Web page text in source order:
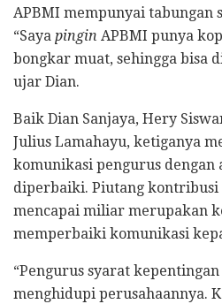
APBMI mempunyai tabungan
“Saya pingin APBMI punya
bongkar muat, sehingga bisa
ujar Dian.
Baik Dian Sanjaya, Hery
Julius Lamahayu, ketiganya
komunikasi pengurus dengan
diperbaiki. Piutang kontribusi
mencapai miliar merupakan
memperbaiki komunikasi
“Pengurus syarat
menghidupi perusahaannya.